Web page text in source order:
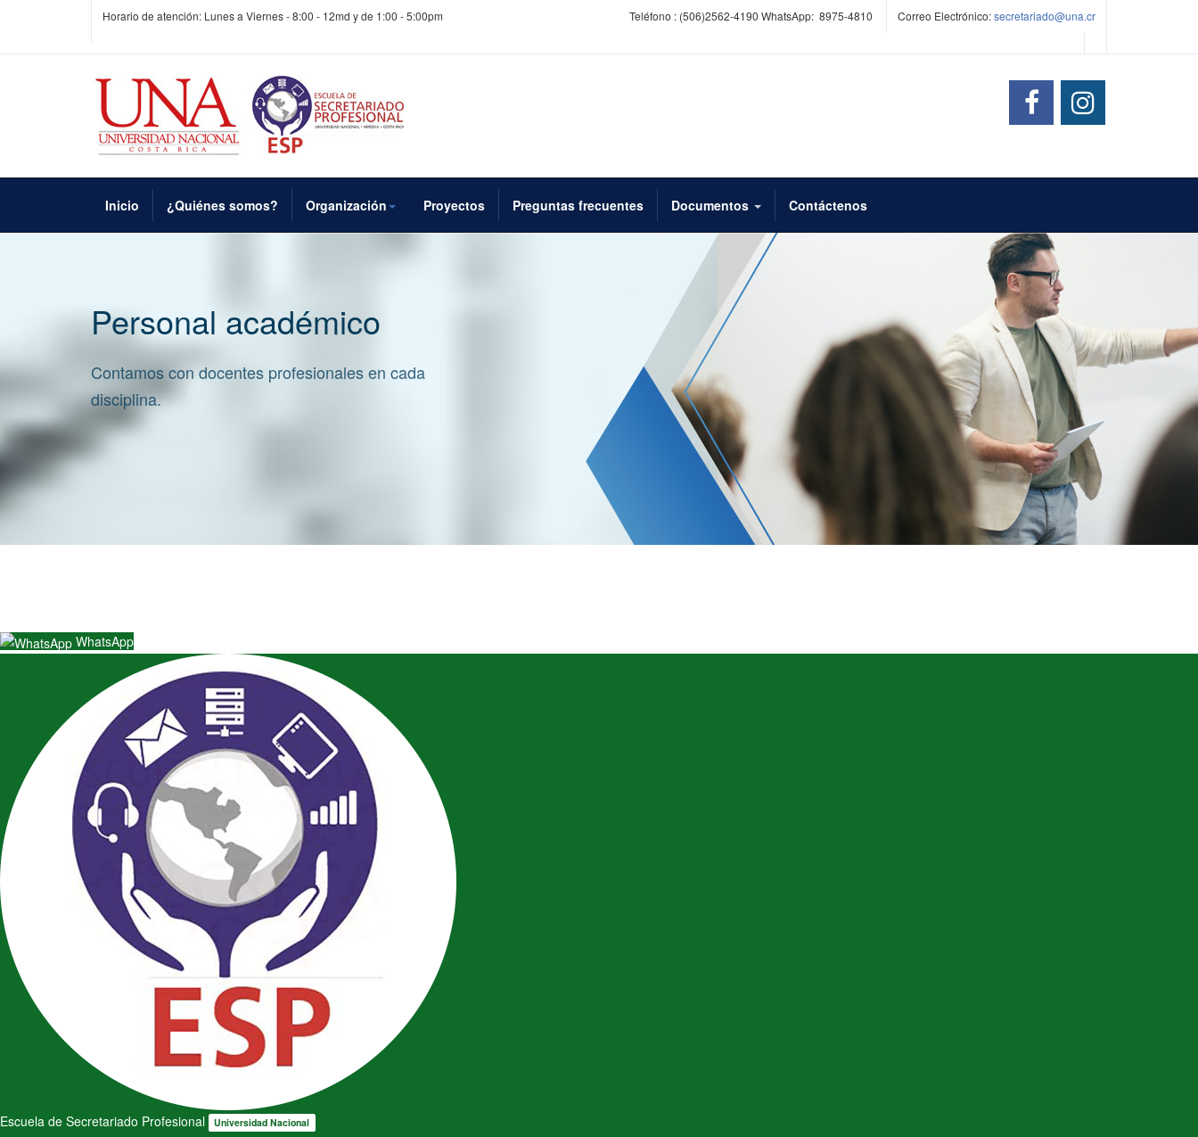
Horario de atención: Lunes a Viernes - 8:00 - 12md y de 1:00 - 5:00pm Teléfono : (506)2562-4190 WhatsApp: 8975-4810 Correo Electrónico:secretariado@una.cr
Inicio ¿Quiénes somos? Organización Proyectos Preguntas frecuentes Documentos Contáctenos
Personal académico
Contamos con docentes profesionales en cada
disciplina.
WhatsApp
Escuela de Secretariado Profesional Universidad Nacional